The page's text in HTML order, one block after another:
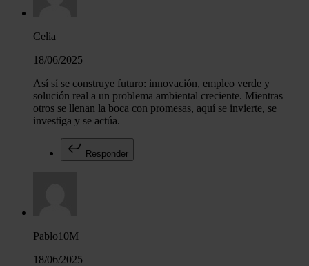
Celia
18/06/2025
Así sí se construye futuro: innovación, empleo verde y
solución real a un problema ambiental creciente. Mientras
otros se llenan la boca con promesas, aquí se invierte, se
investiga y se actúa.
Responder
Pablo10M
18/06/2025